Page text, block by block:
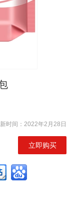
时间：2022年2月28日
立即购买